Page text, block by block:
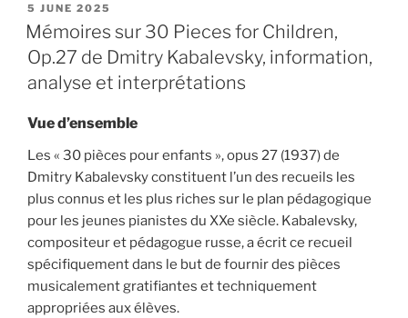
POSTED
ON
5 JUNE 2025
Mémoires sur 30 Pieces for Children,
Op.27 de Dmitry Kabalevsky, information,
analyse et interprétations
Vue d’ensemble
Les « 30 pièces pour enfants », opus 27 (1937) de
Dmitry Kabalevsky constituent l’un des recueils les
plus connus et les plus riches sur le plan pédagogique
pour les jeunes pianistes du XXe siècle. Kabalevsky,
compositeur et pédagogue russe, a écrit ce recueil
spécifiquement dans le but de fournir des pièces
musicalement gratifiantes et techniquement
appropriées aux élèves.